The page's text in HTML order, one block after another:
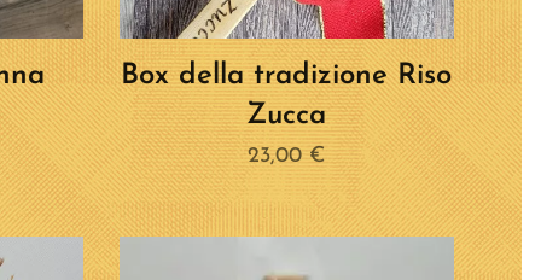
Box della tradizione Riso
Zucca
23,00€